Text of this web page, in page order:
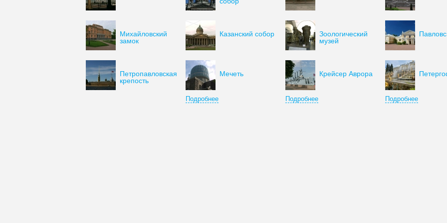
Михайловский
замок
Петропавловская
крепость
Казанский собор
Мечеть
Подробнее
Зоологический
музей
Крейсер Аврора
Подробнее Подробнее